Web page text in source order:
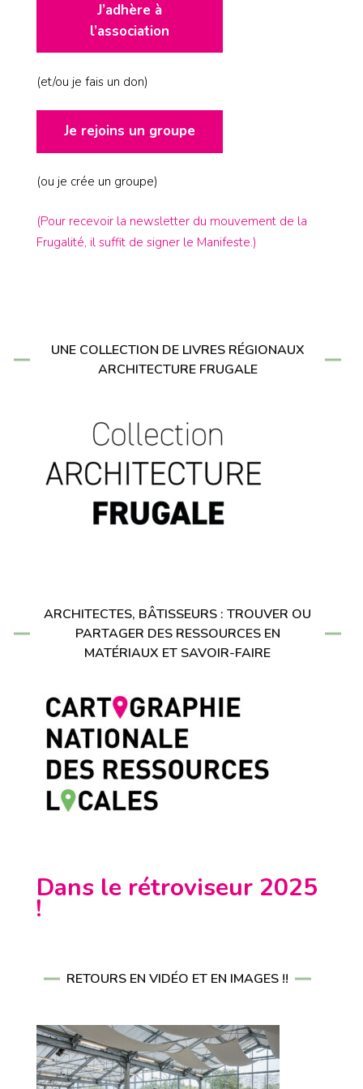
J’adhère à
l’association
(et/ou je fais un don)
Je rejoins un groupe
(ou je crée un groupe)
(Pour recevoir la newsletter du mouvement de la
Frugalité, il suffit de signer le Manifeste.)
UNE COLLECTION DE LIVRES RÉGIONAUX
ARCHITECTURE FRUGALE
ARCHITECTES, BÂTISSEURS : TROUVER OU
PARTAGER DES RESSOURCES EN
MATÉRIAUX ET SAVOIR-FAIRE
Dans le rétroviseur 2025
!
RETOURS EN VIDÉO ET EN IMAGES !!